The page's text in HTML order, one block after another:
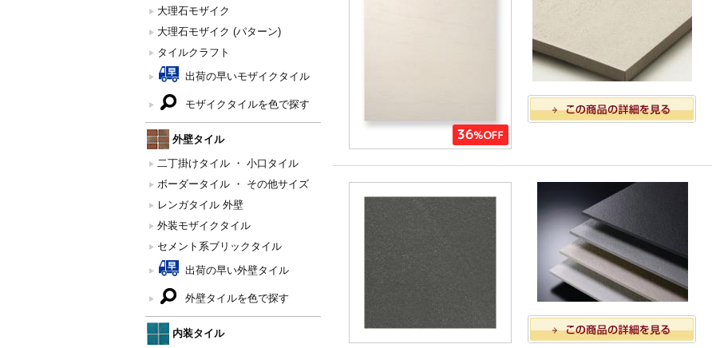
大理石モザイク
大理石モザイク (パターン)
タイルクラフト
出荷の早いモザイクタイル
モザイクタイルを色で探す
外壁タイル
二丁掛けタイル ・ 小口タイル
ボーダータイル ・ その他サイズ
レンガタイル 外壁
外装モザイクタイル
セメント系ブリックタイル
出荷の早い外壁タイル
外壁タイルを色で探す
内装タイル